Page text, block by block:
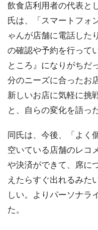
飲食店利用者の代表と
氏は、「スマートフォ
ゃんが店舗に電話した
の確認や予約を行って
ところ』になりがちだ
分のニーズに合ったお
新しいお店に気軽に挑
と、自らの変化を語った
同氏は、今後、「よく
空いている店舗のレコ
や決済ができて、席に
えたらすぐ出れるみた
しい。よりパーソナラ
た。